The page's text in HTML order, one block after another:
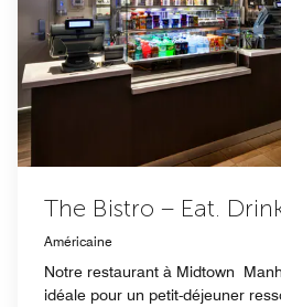
The Bistro – Eat.
Américaine
Notre restaurant à Midtown
idéale pour un petit-déjeuner